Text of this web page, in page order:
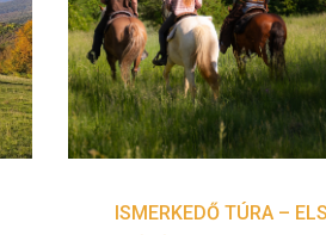
ISMERKEDŐ TÚRA –